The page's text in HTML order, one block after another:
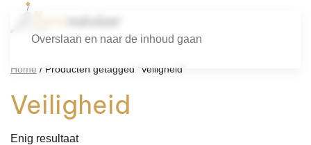
Overslaan en naar de inhoud gaan
Home / Producten getagged “Veiligheid”
Veiligheid
Enig resultaat